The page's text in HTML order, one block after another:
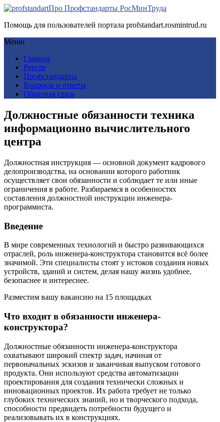
Про Профстандарты РосМинТруда
Помощь для пользователей портала profstandart.rosmintrud.ru
Меню
Главная
Реестр
Профстандарты
Вопросы и ответы
Обратная связь
Должностные обязанности техника
информационно вычислительного
центра
Должностная инструкция — основной документ кадрового
делопроизводства, на основании которого работник
осуществляет свои обязанности и соблюдает те или иные
ограничения в работе. Разбираемся в особенностях
составления должностной инструкции инженера-
программиста.
Введение
В мире современных технологий и быстро развивающихся
отраслей, роль инженера-конструктора становится всё более
значимой. Эти специалисты стоят у истоков создания новых
устройств, зданий и систем, делая нашу жизнь удобнее,
безопаснее и интереснее.
Разместим вашу вакансию на 15 площадках
Что входит в обязанности инженера-
конструктора?
Должностные обязанности инженера-конструктора
охватывают широкий спектр задач, начиная от
первоначальных эскизов и заканчивая выпуском готового
продукта. Они используют средства автоматизации
проектирования для создания технически сложных и
инновационных проектов. Их работа требует не только
глубоких технических знаний, но и творческого подхода,
способности предвидеть потребности будущего и
реализовывать их в конструкциях.